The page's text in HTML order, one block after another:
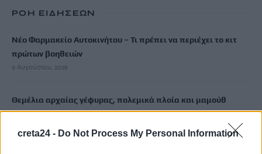
creta24 - Do Not Process My Personal Information
ΡΟΗ ΕΙΔΗΣΕΩΝ
Νέο Φαρμακείο Αυτοκινήτου – Τι πρέπει να περιέχει το κιτ
πρώτων βοηθειών
9 Αυγούστου, 2026
Θεμέλια αρχαίας γέφυρας, πολεμικά πλοία και μαμούθ
αναδύθηκαν στον Δούναβη λόγω της χαμηλής στάθμης